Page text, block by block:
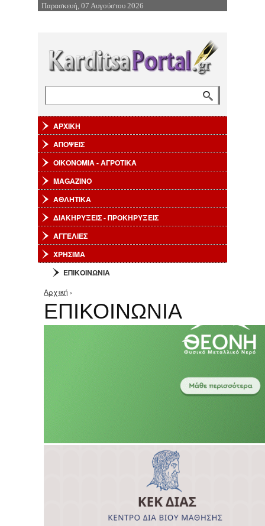
Επιστροφή στην Πλοήγηση
Παρασκευή, 07 Αυγούστου 2026
ΑΡΧΙΚΗ
ΑΠΟΨΕΙΣ
ΟΙΚΟΝΟΜΙΑ - ΑΓΡΟΤΙΚΑ
MAGAZINO
ΑΘΛΗΤΙΚΑ
ΔΙΑΚΗΡΥΞΕΙΣ - ΠΡΟΚΗΡΥΞΕΙΣ
ΑΓΓΕΛΙΕΣ
ΧΡΗΣΙΜΑ
ΕΠΙΚΟΙΝΩΝΙΑ
Είστε εδώ
Αρχική ›
ΕΠΙΚΟΙΝΩΝΙΑ